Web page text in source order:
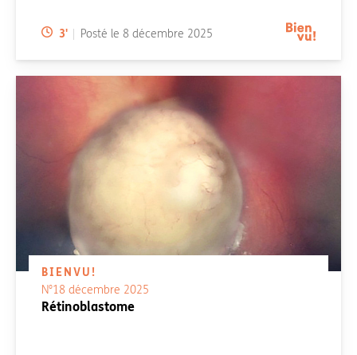
Temps de lecture:
3' Posté le 8 décembre 2025
BIENVU!
N°18 décembre 2025
Rétinoblastome